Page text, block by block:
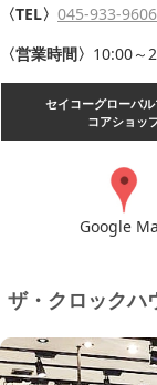
〈TEL〉 045-933-9606
〈営業時間〉 10:00～
セイコーグローバ
コアショッ
Google
ザ・クロックハ